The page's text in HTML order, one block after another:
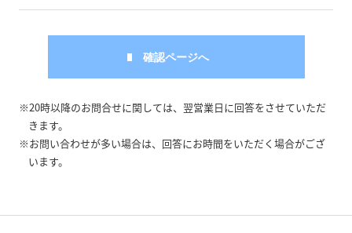
※20時以降のお問合せに関しては、翌営業日に回答をさせていただ
きます。
※お問い合わせが多い場合は、回答にお時間をいただく場合がござ
います。